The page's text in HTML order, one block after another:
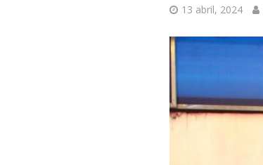
13 abril, 2024